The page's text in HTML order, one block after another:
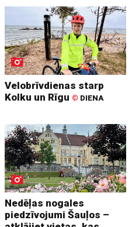
Velobrīvdienas starp
Kolku un Rīgu © DIENA
Nedēļas nogales
piedzīvojumi Šauļos –